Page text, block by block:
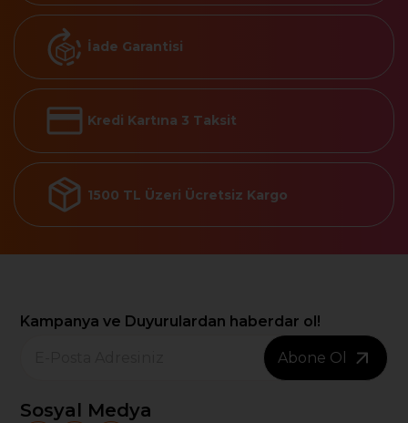
İade Garantisi
Kredi Kartına 3 Taksit
1500 TL Üzeri Ücretsiz Kargo
Kampanya ve Duyurulardan haberdar ol!
Abone Ol
Sosyal Medya